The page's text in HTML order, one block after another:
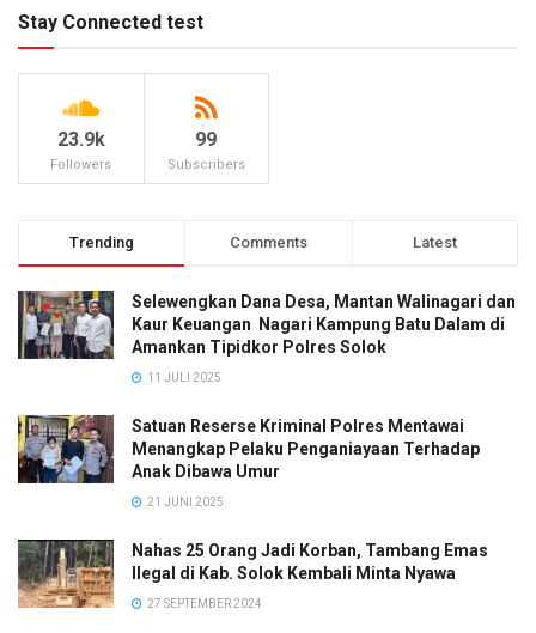
Stay Connected test
23.9k
Followers
99
Subscribers
Trending Comments Latest
Selewengkan Dana Desa, Mantan Walinagari dan
Kaur Keuangan Nagari Kampung Batu Dalam di
Amankan Tipidkor Polres Solok
11 JULI 2025
Satuan Reserse Kriminal Polres Mentawai
Menangkap Pelaku Penganiayaan Terhadap
Anak Dibawa Umur
21 JUNI 2025
Nahas 25 Orang Jadi Korban, Tambang Emas
Ilegal di Kab. Solok Kembali Minta Nyawa
27 SEPTEMBER 2024